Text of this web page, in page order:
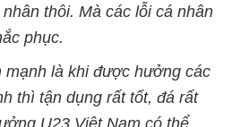
thôi. Mà các lỗi cá nhân
phục.
mạnh là khi được hưởng các
thì tận dụng rất tốt, đá rất
U23 Việt Nam có thể